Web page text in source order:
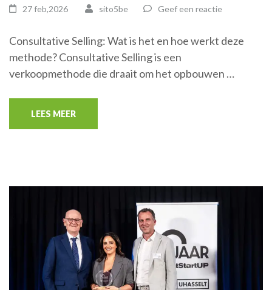
27 feb,2026 sito5be Geef een reactie
Consultative Selling: Wat is het en hoe werkt deze
methode? Consultative Selling is een
verkoopmethode die draait om het opbouwen …
LEES MEER